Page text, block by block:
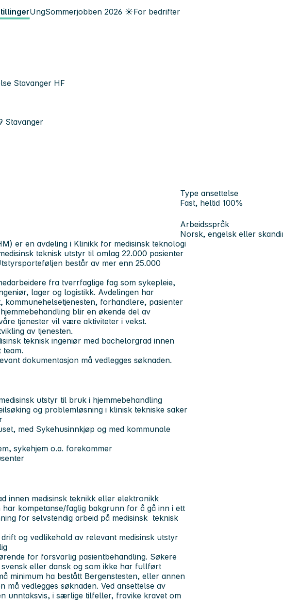
UngSommerjobben 2026 ☀️For bedrifter
Stavanger HF
Stavanger
Type ansettelse
Fast, heltid 100%
Arbeidsspråk
Norsk, engelsk eller
er en avdeling i Klinikk for medisinsk teknologi
teknisk utstyr til omlag 22.000 pasienter
består av mer enn 25.000
fra tverrfaglige fag som sykepleie,
lager og logistikk. Avdelingen har
kommunehelsetjenesten, forhandlere, pasienter
blir en økende del av
tjenester vil være aktiviteter i vekst.
av tjenesten.
teknisk ingeniør med bachelorgrad innen
dokumentasjon må vedlegges søknaden.
utstyr til bruk i hjemmebehandling
og problemløsning i klinisk tekniske saker
med Sykehusinnkjøp og med kommunale
sykehjem o.a. forekommer
innen medisinsk teknikk eller elektronikk
kompetanse/faglig bakgrunn for å gå inn i ett
for selvstendig arbeid på medisinsk teknisk
og vedlikehold av relevant medisinsk utstyr
for forsvarlig pasientbehandling. Søkere
eller dansk og som ikke har fullført
minimum ha bestått Bergenstesten, eller annen
må vedlegges søknaden. Ved ansettelse av
unntaksvis, i særlige tilfeller, fravike kravet om